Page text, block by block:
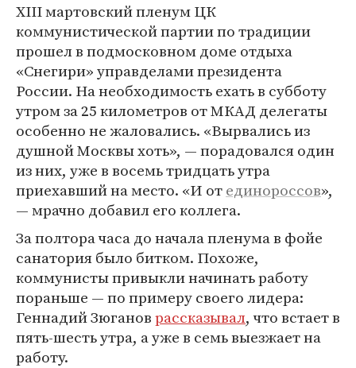
XIII мартовский пленум ЦК
коммунистической партии по традиции
прошел в подмосковном доме отдыха
«Снегири» управделами президента
России. На необходимость ехать в субботу
утром за 25 километров от МКАД делегаты
особенно не жаловались. «Вырвались из
душной Москвы хоть», — порадовался один
из них, уже в восемь тридцать утра
приехавший на место. «И отединороссов»,
— мрачно добавил его коллега.
За полтора часа до начала пленума в фойе
санатория было битком. Похоже,
коммунисты привыкли начинать работу
пораньше — по примеру своего лидера:
Геннадий Зюгановрассказывал, что встает в
пять-шесть утра, а уже в семь выезжает на
работу.